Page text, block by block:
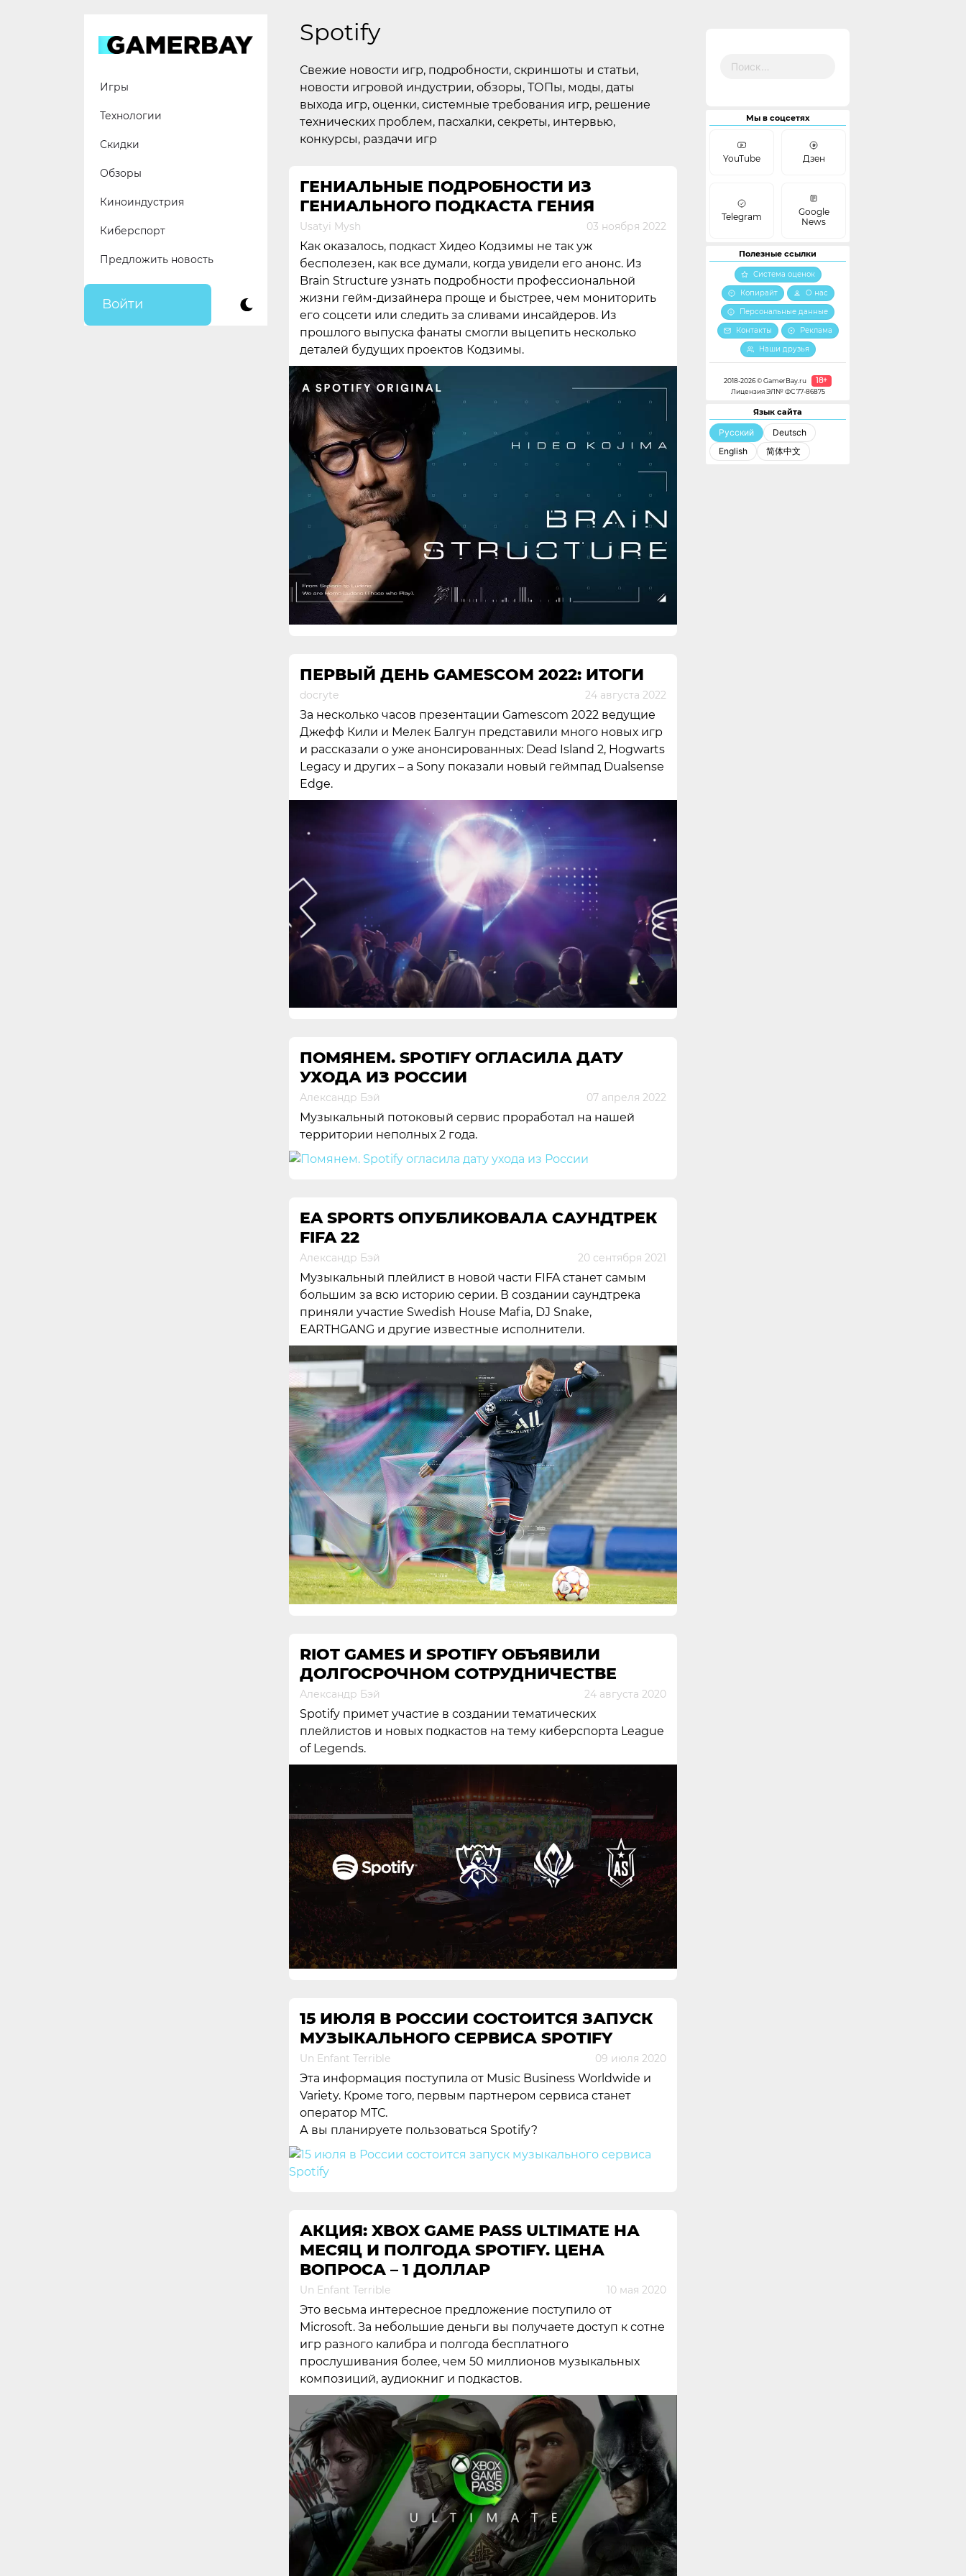
Игры
Технологии
Скидки
Обзоры
Киноиндустрия
Киберспорт
Предложить новость
Войти
Spotify
Свежие новости игр, подробности, скриншоты и статьи,
новости игровой индустрии, обзоры, ТОПы, моды, даты
выхода игр, оценки, системные требования игр, решение
технических проблем, пасхалки, секреты, интервью,
конкурсы, раздачи игр
ГЕНИАЛЬНЫЕ ПОДРОБНОСТИ ИЗ
ГЕНИАЛЬНОГО ПОДКАСТА ГЕНИЯ
Usatyi Mysh 03 ноября 2022
Как оказалось, подкаст Хидео Кодзимы не так уж
бесполезен, как все думали, когда увидели его анонс. Из
Brain Structure узнать подробности профессиональной
жизни гейм-дизайнера проще и быстрее, чем мониторить
его соцсети или следить за сливами инсайдеров. Из
прошлого выпуска фанаты смогли выцепить несколько
деталей будущих проектов Кодзимы.
ПЕРВЫЙ ДЕНЬ GAMESCOM 2022: ИТОГИ
docryte 24 августа 2022
За несколько часов презентации Gamescom 2022 ведущие
Джефф Кили и Мелек Балгун представили много новых игр
и рассказали о уже анонсированных: Dead Island 2, Hogwarts
Legacy и других – а Sony показали новый геймпад Dualsense
Edge.
ПОМЯНЕМ. SPOTIFY ОГЛАСИЛА ДАТУ
УХОДА ИЗ РОССИИ
Александр Бэй 07 апреля 2022
Музыкальный потоковый сервис проработал на нашей
территории неполных 2 года.
EA SPORTS ОПУБЛИКОВАЛА САУНДТРЕК
FIFA 22
Александр Бэй 20 сентября 2021
Музыкальный плейлист в новой части FIFA станет самым
большим за всю историю серии. В создании саундтрека
приняли участие Swedish House Mafia, DJ Snake,
EARTHGANG и другие известные исполнители.
RIOT GAMES И SPOTIFY ОБЪЯВИЛИ
ДОЛГОСРОЧНОМ СОТРУДНИЧЕСТВЕ
Александр Бэй 24 августа 2020
Spotify примет участие в создании тематических
плейлистов и новых подкастов на тему киберспорта League
of Legends.
15 ИЮЛЯ В РОССИИ СОСТОИТСЯ ЗАПУСК
МУЗЫКАЛЬНОГО СЕРВИСА SPOTIFY
Un Enfant Terrible 09 июля 2020
Эта информация поступила от Music Business Worldwide и
Variety. Кроме того, первым партнером сервиса станет
оператор МТС.
А вы планируете пользоваться Spotify?
АКЦИЯ: XBOX GAME PASS ULTIMATE НА
МЕСЯЦ И ПОЛГОДА SPOTIFY. ЦЕНА
ВОПРОСА – 1 ДОЛЛАР
Un Enfant Terrible 10 мая 2020
Это весьма интересное предложение поступило от
Microsoft. За небольшие деньги вы получаете доступ к сотне
игр разного калибра и полгода бесплатного
прослушивания более, чем 50 миллионов музыкальных
композиций, аудиокниг и подкастов.
Мы в соцсетях
YouTube Дзен
Telegram
Google
News
Полезные ссылки
Система оценок
Копирайт
О нас
Персональные данные
Контакты
Реклама
Наши друзья
2018-2026 © GamerBay.ru 18+
Лицензия ЭЛ№ ФС 77-86875
Язык сайта
Русский
Deutsch
English
简体中文